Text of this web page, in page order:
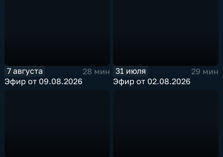
7 августа
28 мин
Эфир от 09.08.2026
31 июля
29 мин
Эфир от 02.08.2026